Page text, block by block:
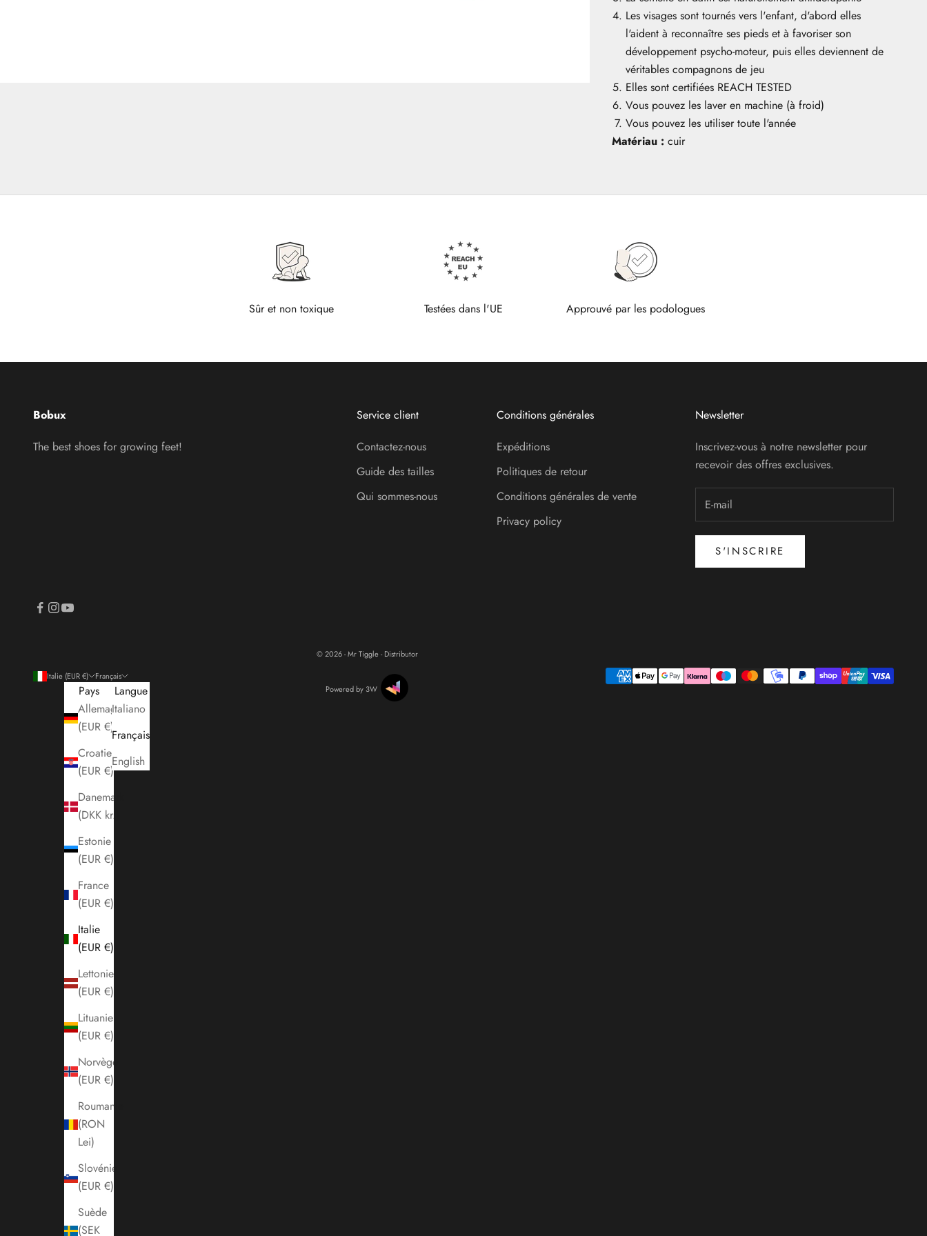
Les visages sont tournés vers l'enfant, d'abord elles
l'aident à reconnaître ses pieds et à favoriser son
développement psycho-moteur, puis elles deviennent de
véritables compagnons de jeu
Elles sont certifiées REACH TESTED
Vous pouvez les laver en machine (à froid)
Vous pouvez les utiliser toute l'année
Matériau : cuir
Sûr et non toxique Testées dans l'UE Approuvé par les podologues
Bobux
The best shoes for growing feet!
Service client
Contactez-nous
Guide des tailles
Qui sommes-nous
Conditions générales
Expéditions
Politiques de retour
Conditions générales de vente
Privacy policy
Newsletter
Inscrivez-vous à notre newsletter pour
recevoir des offres exclusives.
S'INSCRIRE
Italie (EUR €)
Pays
Allemagne
(EUR €)
Croatie
(EUR €)
Danemark
(DKK kr.)
Estonie
(EUR €)
France
(EUR €)
Italie
(EUR €)
Lettonie
(EUR €)
Lituanie
(EUR €)
Norvège
(EUR €)
Roumanie
(RON
Lei)
Slovénie
(EUR €)
Suède
(SEK
Français
Langue
Italiano
Français
English
© 2026 - Mr Tiggle - Distributor
Powered by 3W